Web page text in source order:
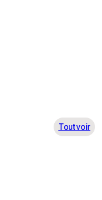
Tout voir